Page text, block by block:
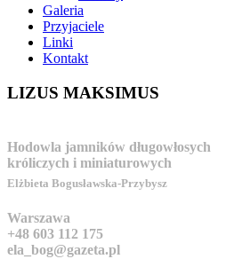
Galeria
Przyjaciele
Linki
Kontakt
LIZUS MAKSIMUS
Hodowla jamników długowłosych
króliczych i miniaturowych
Elżbieta Bogusławska-Przybysz
Warszawa
+48 603 112 175
ela_bog@gazeta.pl